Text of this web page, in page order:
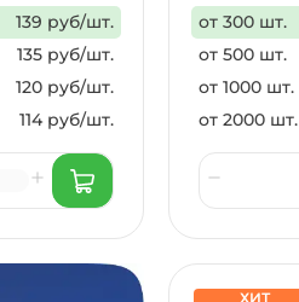
139 руб/шт.
135 руб/шт.
120 руб/шт.
114 руб/шт.
от 300 шт.
от 500 шт.
от 1000 шт.
от 2000 шт.
ХИТ